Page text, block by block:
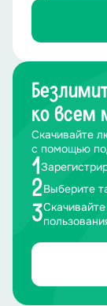
ко всем
Скачивайте
с помощью
1
2Выберите
3